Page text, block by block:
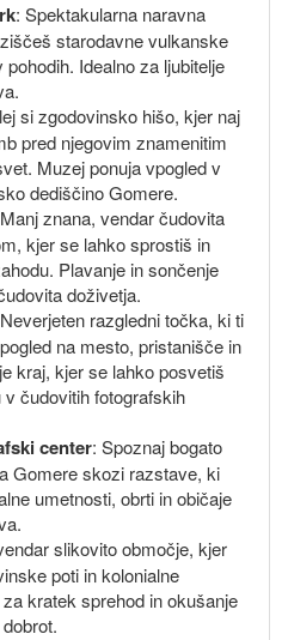
: Spektakularna naravna
starodavne vulkanske
Idealno za ljubitelje
si zgodovinsko hišo, kjer naj
pred njegovim znamenitim
Muzej ponuja vpogled v
dediščino Gomere.
znana, vendar čudovita
kjer se lahko sprostiš in
Plavanje in sončenje
doživetja.
razgledni točka, ki ti
na mesto, pristanišče in
kraj, kjer se lahko posvetiš
čudovitih fotografskih
center: Spoznaj bogato
Gomere skozi razstave, ki
umetnosti, obrti in običaje
slikovito območje, kjer
poti in kolonialne
kratek sprehod in okušanje